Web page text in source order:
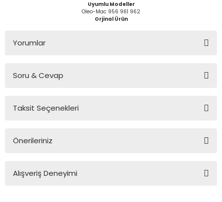
Uyumlu Modeller
Oleo-Mac 956 961 962
Orjinal Ürün
Yorumlar
Soru & Cevap
Ürün hakkında henüz soru sorulmamış.
Taksit Seçenekleri
Önerileriniz
konularda yetersiz gördüğünüz noktaları öneri formunu
Alışveriş Deneyimi